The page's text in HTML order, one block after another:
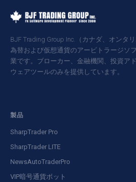
BJF Trading Group Inc.（カナダ、オンタ
為替および仮想通貨のアービトラージソ
業です。ブローカー、金融機関、投資ア
ウェアツールのみを提供しています。
製品
SharpTrader Pro
SharpTrader LITE
NewsAutoTraderPro
VIP暗号通貨ボット